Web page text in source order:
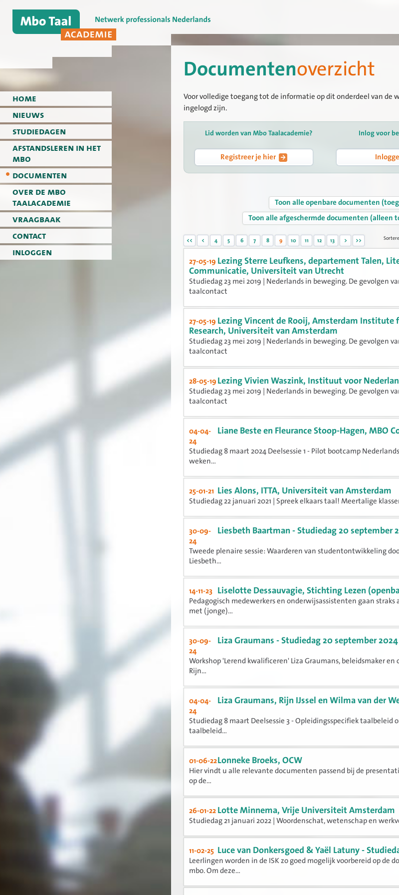
home
nieuws
studiedagen
afstandsleren in het
mbo
documenten
over de mbo
taalacademie
vraagbaak
contact
inloggen
Documentenoverzicht
Voor volledige toegang tot de informatie op dit onderdeel van de
ingelogd zijn.
Lid worden van Mbo Taalacademie?
Registreer je hier
Inlog voor
Toon alle openbare documenten
Toon alle afgeschermde documenten (alleen
<< < 4 5 6 7 8 9 10 11 12 13 > >>
27-05-19 Lezing Sterre Leufkens, departement Talen,
Communicatie, Universiteit van Utrecht
Studiedag 23 mei 2019 | Nederlands in beweging. De gevolgen
taalcontact
27-05-19 Lezing Vincent de Rooij, Amsterdam Institute
Research, Universiteit van Amsterdam
Studiedag 23 mei 2019 | Nederlands in beweging. De gevolgen
taalcontact
28-05-19 Lezing Vivien Waszink, Instituut voor
Studiedag 23 mei 2019 | Nederlands in beweging. De gevolgen
taalcontact
04-04-
24
Liane Beste en Fleurance Stoop-Hagen, MBO
Studiedag 8 maart 2024 Deelsessie 1 - Pilot bootcamp
weken...
25-01-21 Lies Alons, ITTA, Universiteit van Amsterdam
Studiedag 22 januari 2021 | Spreek elkaars taal! Meertalige
30-09-
24
Liesbeth Baartman - Studiedag 20 september
Tweede plenaire sessie: Waarderen van studentontwikkeling
Liesbeth...
14-11-23 Liselotte Dessauvagie, Stichting Lezen
Pedagogisch medewerkers en onderwijsassistenten gaan straks
met (jonge)...
30-09-
24
Liza Graumans - Studiedag 20 september 2024
Workshop 'Lerend kwalificeren' Liza Graumans, beleidsmaker
Rijn...
04-04-
24
Liza Graumans, Rijn IJssel en Wilma van der
Studiedag 8 maart Deelsessie 3 - Opleidingsspecifiek taalbeleid
taalbeleid...
01-06-22Lonneke Broeks, OCW
Hier vindt u alle relevante documenten passend bij de
op de...
26-01-22 Lotte Minnema, Vrije Universiteit Amsterdam
Studiedag 21 januari 2022 | Woordenschat, wetenschap en
11-02-25 Luce van Donkersgoed & Yaël Latuny -
Leerlingen worden in de ISK zo goed mogelijk voorbereid op de
mbo. Om deze...